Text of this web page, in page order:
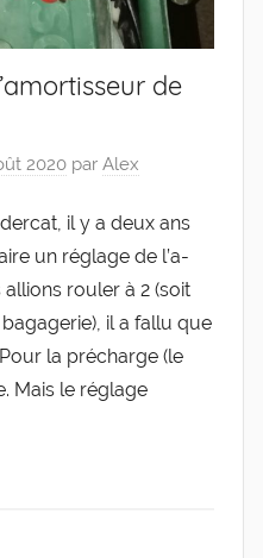
de
2020 par Alex
il y a deux ans
un réglage de l’a­
rou­ler à 2 (soit
il a fal­lu que
la pré­charge (le
Mais le réglage